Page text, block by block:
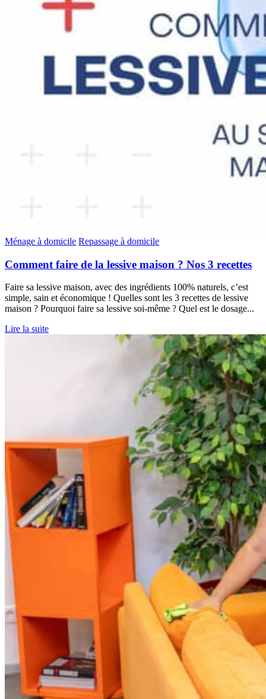
Ménage à domicile Repassage à domicile
Comment faire de la lessive maison ? Nos 3 recettes
Faire sa lessive maison, avec des ingrédients 100% naturels, c’est
simple, sain et économique ! Quelles sont les 3 recettes de lessive
maison ? Pourquoi faire sa lessive soi-même ? Quel est le dosage...
Lire la suite